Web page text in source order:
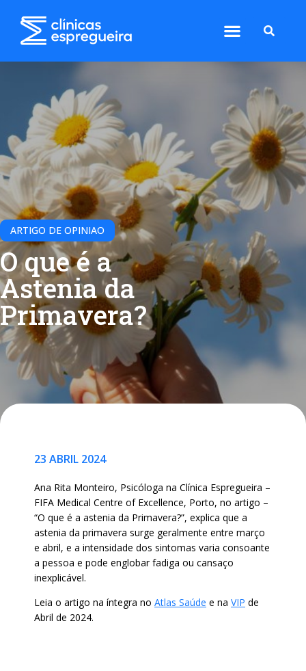
ARTIGO DE OPINIAO
O que é a
Astenia da
Primavera?
23 ABRIL 2024
Ana Rita Monteiro, Psicóloga na Clínica Espregueira –
FIFA Medical Centre of Excellence, Porto, no artigo –
“O que é a astenia da Primavera?”, explica que a
astenia da primavera surge geralmente entre março
e abril, e a intensidade dos sintomas varia consoante
a pessoa e pode englobar fadiga ou cansaço
inexplicável.
Leia o artigo na íntegra no Atlas Saúde e na VIP de
Abril de 2024.